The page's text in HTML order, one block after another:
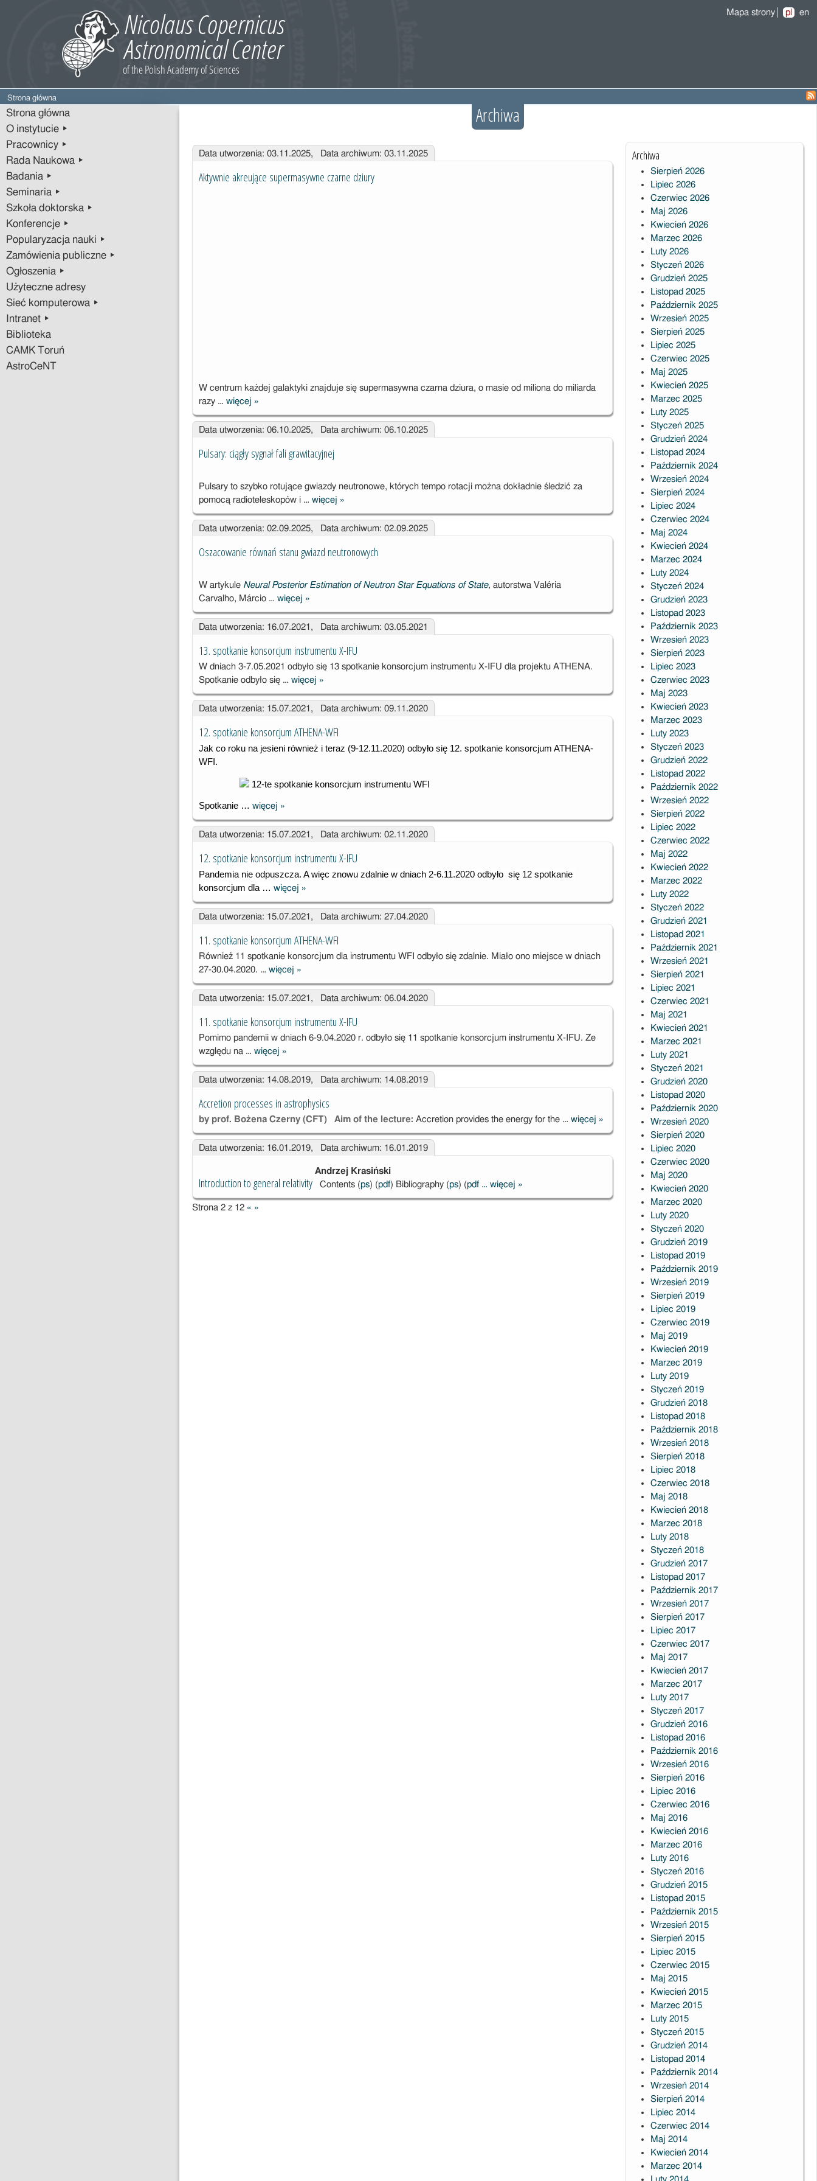
Mapa strony pl en
Strona główna
Strona główna
O instytucie ▸
Pracownicy ▸
Rada Naukowa ▸
Badania ▸
Seminaria ▸
Szkoła doktorska ▸
Konferencje ▸
Popularyzacja nauki ▸
Zamówienia publiczne ▸
Ogłoszenia ▸
Użyteczne adresy
Sieć komputerowa ▸
Intranet ▸
Biblioteka
CAMK Toruń
AstroCeNT
Archiwa
Wpisy
Data utworzenia: 03.11.2025, Data archiwum: 03.11.2025
Aktywnie akreujące supermasywne czarne dziury
W centrum każdej galaktyki znajduje się supermasywna czarna dziura, o masie od miliona do miliarda
razy … więcej Aktywnie
akreujące
supermasywne
»
Data utworzenia: 06.10.2025, Data archiwum: 06.10.2025
Pulsary: ciągły sygnał fali grawitacyjnej
Pulsary to szybko rotujące gwiazdy neutronowe, których tempo rotacji można dokładnie śledzić za
pomocą radioteleskopów i … więcej Pulsary: ciągły
sygnał fali
grawitacyjnej
»
Data utworzenia: 02.09.2025, Data archiwum: 02.09.2025
Oszacowanie równań stanu gwiazd neutronowych
W artykule Neural Posterior Estimation of Neutron Star Equations of State, autorstwa Valéria
Carvalho, Márcio … więcej Oszacowanie
równań stanu
gwiazd
»
Data utworzenia: 16.07.2021, Data archiwum: 03.05.2021
13. spotkanie konsorcjum instrumentu X-IFU
W dniach 3-7.05.2021 odbyło się 13 spotkanie konsorcjum instrumentu X-IFU dla projektu ATHENA.
Spotkanie odbyło się … więcej 13. spotkanie
konsorcjum
instrumentu X-
»
Data utworzenia: 15.07.2021, Data archiwum: 09.11.2020
12. spotkanie konsorcjum ATHENA-WFI
Jak co roku na jesieni również i teraz (9-12.11.2020) odbyło się 12. spotkanie konsorcjum ATHENA-
WFI.
Spotkanie … więcej 12. spotkanie
konsorcjum
ATHENA-WFI
»
Data utworzenia: 15.07.2021, Data archiwum: 02.11.2020
12. spotkanie konsorcjum instrumentu X-IFU
Pandemia nie odpuszcza. A więc znowu zdalnie w dniach 2-6.11.2020 odbyło  się 12 spotkanie
konsorcjum dla … więcej 12. spotkanie
konsorcjum
instrumentu X-
»
Data utworzenia: 15.07.2021, Data archiwum: 27.04.2020
11. spotkanie konsorcjum ATHENA-WFI
Również 11 spotkanie konsorcjum dla instrumentu WFI odbyło się zdalnie. Miało ono miejsce w dniach
27-30.04.2020. … więcej 11. spotkanie
konsorcjum
ATHENA-WFI
»
Data utworzenia: 15.07.2021, Data archiwum: 06.04.2020
11. spotkanie konsorcjum instrumentu X-IFU
Pomimo pandemii w dniach 6-9.04.2020 r. odbyło się 11 spotkanie konsorcjum instrumentu X-IFU. Ze
względu na … więcej 11. spotkanie
konsorcjum
instrumentu X-
»
Data utworzenia: 14.08.2019, Data archiwum: 14.08.2019
Accretion processes in astrophysics
by prof. Bożena Czerny (CFT) Aim of the lecture: Accretion provides the energy for the … więcej Accretion
processes in
astrophysics
»
Data utworzenia: 16.01.2019, Data archiwum: 16.01.2019
Introduction to general relativity
Andrzej Krasiński
Contents (ps) (pdf) Bibliography (ps) (pdf … więcej Introduction to
general
»
Strona 2 z 12 « »
Archiwa
Sierpień 2026
Lipiec 2026
Czerwiec 2026
Maj 2026
Kwiecień 2026
Marzec 2026
Luty 2026
Styczeń 2026
Grudzień 2025
Listopad 2025
Październik 2025
Wrzesień 2025
Sierpień 2025
Lipiec 2025
Czerwiec 2025
Maj 2025
Kwiecień 2025
Marzec 2025
Luty 2025
Styczeń 2025
Grudzień 2024
Listopad 2024
Październik 2024
Wrzesień 2024
Sierpień 2024
Lipiec 2024
Czerwiec 2024
Maj 2024
Kwiecień 2024
Marzec 2024
Luty 2024
Styczeń 2024
Grudzień 2023
Listopad 2023
Październik 2023
Wrzesień 2023
Sierpień 2023
Lipiec 2023
Czerwiec 2023
Maj 2023
Kwiecień 2023
Marzec 2023
Luty 2023
Styczeń 2023
Grudzień 2022
Listopad 2022
Październik 2022
Wrzesień 2022
Sierpień 2022
Lipiec 2022
Czerwiec 2022
Maj 2022
Kwiecień 2022
Marzec 2022
Luty 2022
Styczeń 2022
Grudzień 2021
Listopad 2021
Październik 2021
Wrzesień 2021
Sierpień 2021
Lipiec 2021
Czerwiec 2021
Maj 2021
Kwiecień 2021
Marzec 2021
Luty 2021
Styczeń 2021
Grudzień 2020
Listopad 2020
Październik 2020
Wrzesień 2020
Sierpień 2020
Lipiec 2020
Czerwiec 2020
Maj 2020
Kwiecień 2020
Marzec 2020
Luty 2020
Styczeń 2020
Grudzień 2019
Listopad 2019
Październik 2019
Wrzesień 2019
Sierpień 2019
Lipiec 2019
Czerwiec 2019
Maj 2019
Kwiecień 2019
Marzec 2019
Luty 2019
Styczeń 2019
Grudzień 2018
Listopad 2018
Październik 2018
Wrzesień 2018
Sierpień 2018
Lipiec 2018
Czerwiec 2018
Maj 2018
Kwiecień 2018
Marzec 2018
Luty 2018
Styczeń 2018
Grudzień 2017
Listopad 2017
Październik 2017
Wrzesień 2017
Sierpień 2017
Lipiec 2017
Czerwiec 2017
Maj 2017
Kwiecień 2017
Marzec 2017
Luty 2017
Styczeń 2017
Grudzień 2016
Listopad 2016
Październik 2016
Wrzesień 2016
Sierpień 2016
Lipiec 2016
Czerwiec 2016
Maj 2016
Kwiecień 2016
Marzec 2016
Luty 2016
Styczeń 2016
Grudzień 2015
Listopad 2015
Październik 2015
Wrzesień 2015
Sierpień 2015
Lipiec 2015
Czerwiec 2015
Maj 2015
Kwiecień 2015
Marzec 2015
Luty 2015
Styczeń 2015
Grudzień 2014
Listopad 2014
Październik 2014
Wrzesień 2014
Sierpień 2014
Lipiec 2014
Czerwiec 2014
Maj 2014
Kwiecień 2014
Marzec 2014